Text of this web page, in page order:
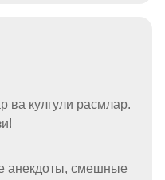
ва кулгули расмлар.
анекдоты, смешные